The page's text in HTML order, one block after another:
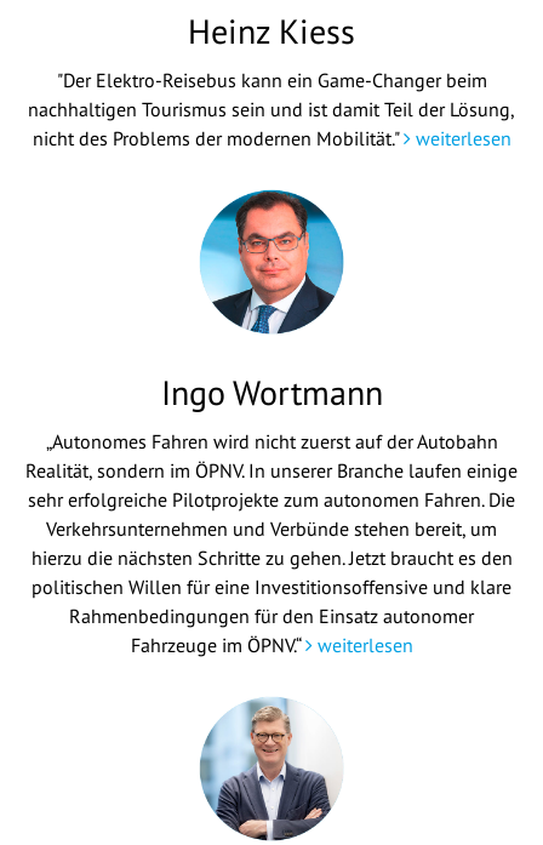
Heinz Kiess
"Der Elektro-Reisebus kann ein Game-Changer beim
nachhaltigen Tourismus sein und ist damit Teil der Lösung,
nicht des Problems der modernen Mobilität." weiterlesen
Ingo Wortmann
„Autonomes Fahren wird nicht zuerst auf der Autobahn
Realität, sondern im ÖPNV. In unserer Branche laufen einige
sehr erfolgreiche Pilotprojekte zum autonomen Fahren. Die
Verkehrsunternehmen und Verbünde stehen bereit, um
hierzu die nächsten Schritte zu gehen. Jetzt braucht es den
politischen Willen für eine Investitionsoffensive und klare
Rahmenbedingungen für den Einsatz autonomer
Fahrzeuge im ÖPNV.“ weiterlesen